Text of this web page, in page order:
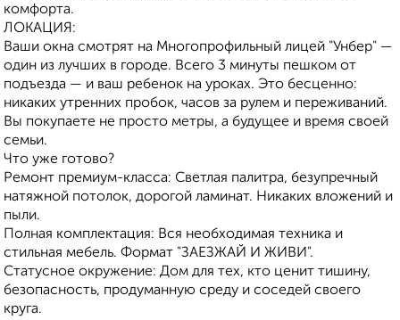
комфорта.
ЛОКАЦИЯ:
Ваши окна смотрят на Многопрофильный лицей "Унбер" —
один из лучших в городе. Всего 3 минуты пешком от
подъезда — и ваш ребенок на уроках. Это бесценно:
никаких утренних пробок, часов за рулем и переживаний.
Вы покупаете не просто метры, а будущее и время своей
семьи.
Что уже готово?
Ремонт премиум-класса: Светлая палитра, безупречный
натяжной потолок, дорогой ламинат. Никаких вложений и
пыли.
Полная комплектация: Вся необходимая техника и
стильная мебель. Формат "ЗАЕЗЖАЙ И ЖИВИ".
Статусное окружение: Дом для тех, кто ценит тишину,
безопасность, продуманную среду и соседей своего
круга.